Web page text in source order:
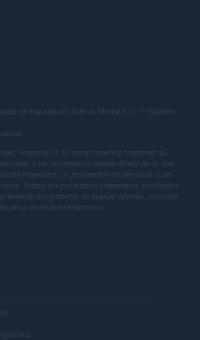
en España por AdHub Media S.r.l. — Número
Finanzas24 se compromete a mantener su
Esta información puede diferir de lo que
financiera, un proveedor de servicios o un
Todos los productos financieros, productos
sin garantía. Al evaluar ofertas, consulte
de la institución financiera.